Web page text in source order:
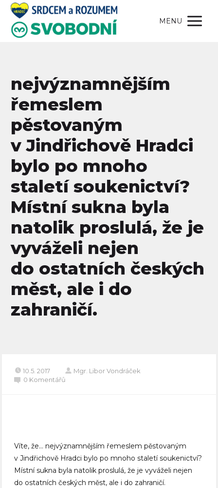
MENU
nejvýznamnějším
řemeslem
pěstovaným
v Jindřichově Hradci
bylo po mnoho
staletí soukenictví?
Místní sukna byla
natolik proslulá, že je
vyváželi nejen
do ostatních českých
měst, ale i do
zahraničí.
10.5. 2017
Mgr. Libor Vondráček
0 Komentářů
Víte, že… nejvýznamnějším řemeslem pěstovaným
v Jindřichově Hradci bylo po mnoho staletí soukenictví?
Místní sukna byla natolik proslulá, že je vyváželi nejen
do ostatních českých měst, ale i do zahraničí.